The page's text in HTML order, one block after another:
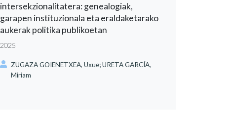
intersekzionalitatera: genealogiak,
garapen instituzionala eta eraldaketarako
aukerak politika publikoetan
2025
ZUGAZA GOIENETXEA, Uxue; URETA GARCÍA,
Miriam